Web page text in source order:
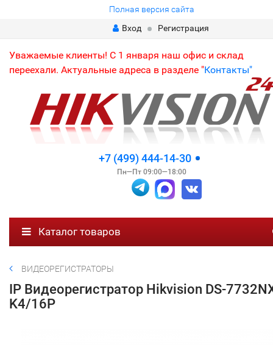
Полная версия сайта
Вход
Регистрация
Уважаемые клиенты! С 1 января наш офис и склад
переехали. Актуальные адреса в разделе "Контакты"
+7 (499) 444-14-30
Пн—Пт 09:00—18:00
Каталог товаров
ВИДЕОРЕГИСТРАТОРЫ
IP Видеорегистратор Hikvision DS-
K4/16P